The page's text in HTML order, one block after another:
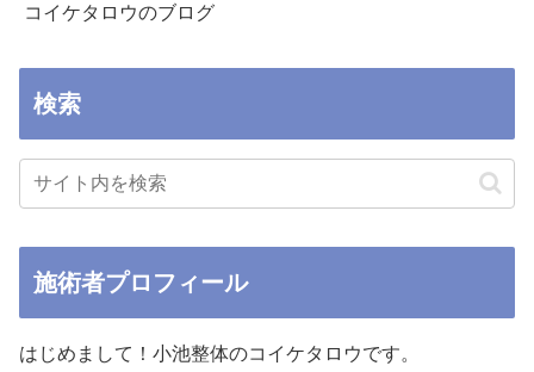
コイケタロウのブログ
検索
施術者プロフィール
はじめまして！小池整体のコイケタロウです。